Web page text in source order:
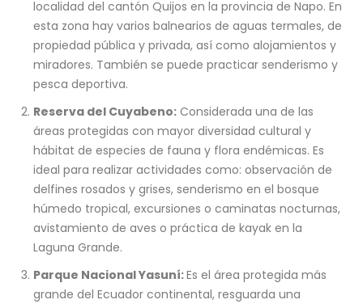
localidad del cantón Quijos en la provincia de Napo. En
esta zona hay varios balnearios de aguas termales, de
propiedad pública y privada, así como alojamientos y
miradores. También se puede practicar senderismo y
pesca deportiva.
Reserva del Cuyabeno:Considerada una de las
áreas protegidas con mayor diversidad cultural y
hábitat de especies de fauna y flora endémicas. Es
ideal para realizar actividades como: observación de
delfines rosados y grises, senderismo en el bosque
húmedo tropical, excursiones o caminatas nocturnas,
avistamiento de aves o práctica de kayak en la
Laguna Grande.
Parque Nacional Yasuní:Es el área protegida más
grande del Ecuador continental, resguarda una